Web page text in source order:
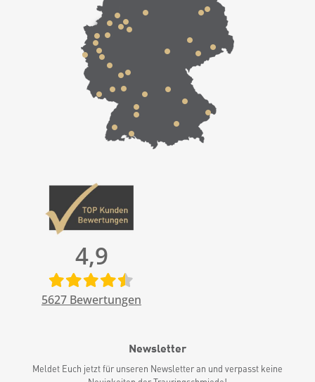
4,9
5627 Bewertungen
Newsletter
Meldet Euch jetzt für unseren Newsletter an und verpasst keine